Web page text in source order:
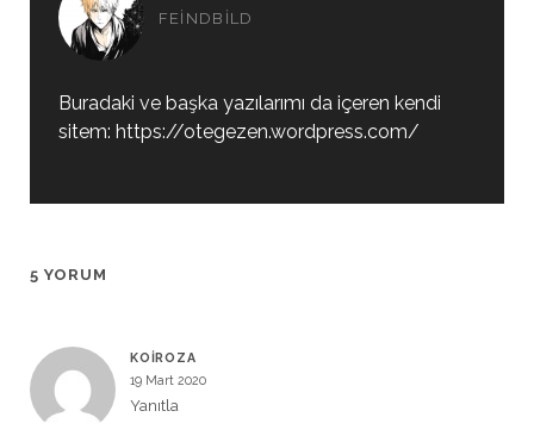
FEINDBILD
Buradaki ve başka yazılarımı da içeren kendi
sitem: https://otegezen.wordpress.com/
5 YORUM
KOIROZA
19 Mart 2020
Yanıtla